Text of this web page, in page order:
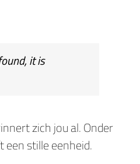
it is
zich jou al. Onder
een stille eenheid.